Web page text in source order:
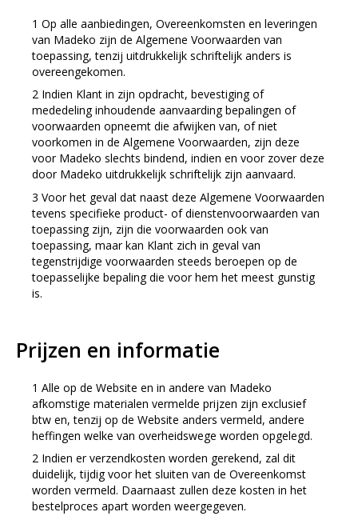
Op alle aanbiedingen, Overeenkomsten en leveringen
van Madeko zijn de Algemene Voorwaarden van
toepassing, tenzij uitdrukkelijk schriftelijk anders is
overeengekomen.
Indien Klant in zijn opdracht, bevestiging of
mededeling inhoudende aanvaarding bepalingen of
voorwaarden opneemt die afwijken van, of niet
voorkomen in de Algemene Voorwaarden, zijn deze
voor Madeko slechts bindend, indien en voor zover deze
door Madeko uitdrukkelijk schriftelijk zijn aanvaard.
Voor het geval dat naast deze Algemene Voorwaarden
tevens specifieke product- of dienstenvoorwaarden van
toepassing zijn, zijn die voorwaarden ook van
toepassing, maar kan Klant zich in geval van
tegenstrijdige voorwaarden steeds beroepen op de
toepasselijke bepaling die voor hem het meest gunstig
is.
Prijzen en informatie
Alle op de Website en in andere van Madeko
afkomstige materialen vermelde prijzen zijn exclusief
btw en, tenzij op de Website anders vermeld, andere
heffingen welke van overheidswege worden opgelegd.
Indien er verzendkosten worden gerekend, zal dit
duidelijk, tijdig voor het sluiten van de Overeenkomst
worden vermeld. Daarnaast zullen deze kosten in het
bestelproces apart worden weergegeven.